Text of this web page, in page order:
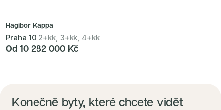
Hagibor Kappa
Praha 10 2+kk, 3+kk, 4+kk
Od 10 282 000 Kč
Konečně byty, které chcete vidět